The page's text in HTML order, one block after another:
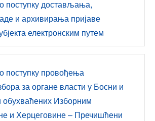
поступку достављања,
и архивирања пријаве
електронским путем
поступку провођења
за органе власти у Босни и
обухваћених Изборним
и Херцеговине – Пречишћени